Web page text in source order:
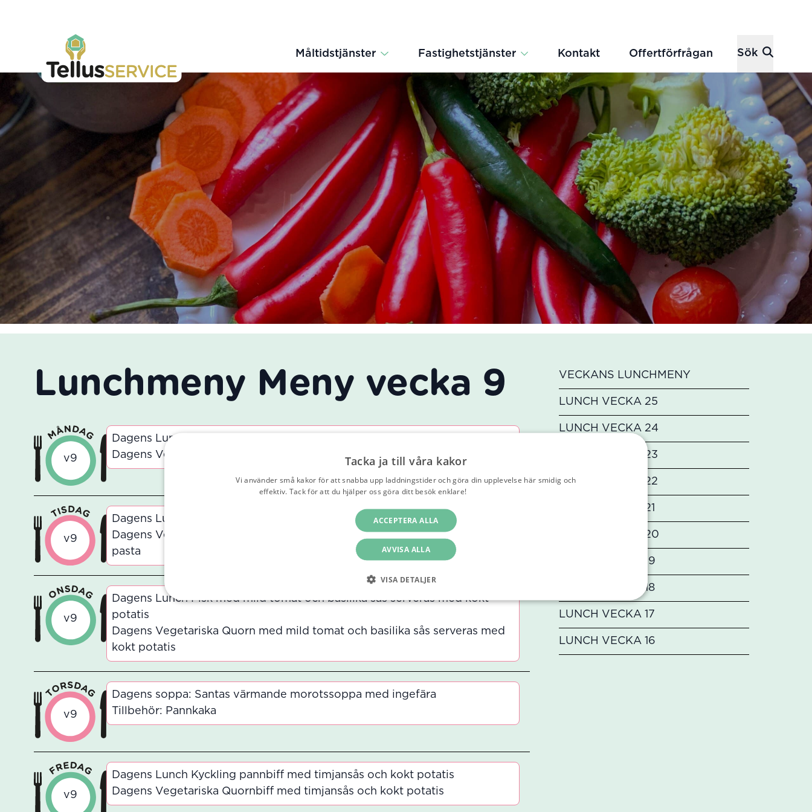
Hoppa till innehåll
Tellusfood
Måltidstjänster
Fastighetstjänster Kontakt Offertförfrågan Sök
Lunchmeny Meny vecka 9
v9
Dagens Lunch Mexikansk gryta serveras med ris
Dagens Vegetariska Mexikansk vegogryta serveras med ris
v9
Dagens Lunch Pastasås med ost och broccoli serveras med penne pasta
Dagens Vegetariska Pastasås med ost och broccoli serveras med penne
pasta
v9
Dagens Lunch Fisk med mild tomat och basilika sås serveras med kokt
potatis
Dagens Vegetariska Quorn med mild tomat och basilika sås serveras med
kokt potatis
v9
Dagens soppa: Santas värmande morotssoppa med ingefära
Tillbehör: Pannkaka
v9
Dagens Lunch Kyckling pannbiff med timjansås och kokt potatis
Dagens Vegetariska Quornbiff med timjansås och kokt potatis
VECKANS LUNCHMENY
LUNCH VECKA 25
LUNCH VECKA 24
LUNCH VECKA 23
LUNCH VECKA 22
LUNCH VECKA 21
LUNCH VECKA 20
LUNCH VECKA 19
LUNCH VECKA 18
LUNCH VECKA 17
LUNCH VECKA 16
Tacka ja till våra kakor
Vi använder små kakor för att snabba upp laddningstider och göra din upplevelse här smidig och
effektiv. Tack för att du hjälper oss göra ditt besök enklare!
ACCEPTERA ALLA
AVVISA ALLA
VISA DETALJER